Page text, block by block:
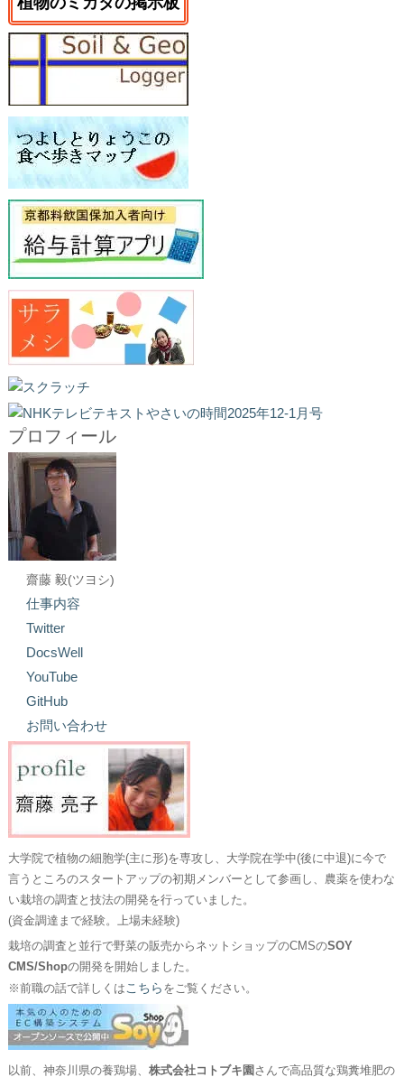
プロフィール
齋藤 毅(ツヨシ)
仕事内容
Twitter
DocsWell
YouTube
GitHub
お問い合わせ
大学院で植物の細胞学(主に形)を専攻し、大学院在学中(後に中退)に今で
言うところのスタートアップの初期メンバーとして参画し、農薬を使わな
い栽培の調査と技法の開発を行っていました。
(資金調達まで経験。上場未経験)
栽培の調査と並行で野菜の販売からネットショップのCMSのSOY
CMS/Shopの開発を開始しました。
※前職の話で詳しくはこちら をご覧ください。
以前、神奈川県の養鶏場、 株式会社コトブキ園 さんで高品質な鶏糞堆肥の